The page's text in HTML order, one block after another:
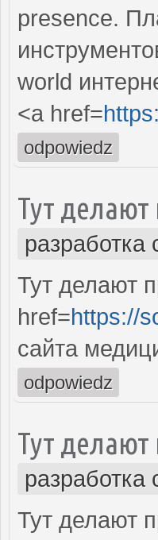
presence.
world
<a href=
odpowiedz
Тут
разработка
Тут делают
href=https://
сайта
odpowiedz
Тут
разработка
Тут делают